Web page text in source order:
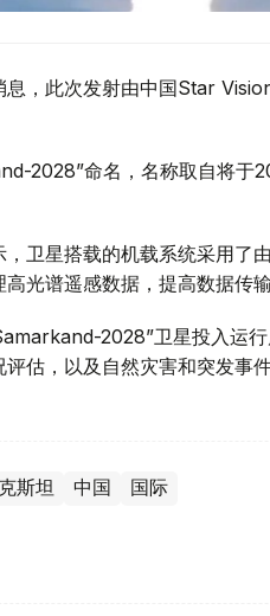
，此次发射由中国Star
2028”命名，名称取自将于
卫星搭载的机载系统采用了
光谱遥感数据，提高数据传输
2028”卫星投入运
估，以及自然灾害和突发事
斯坦 中国 国际